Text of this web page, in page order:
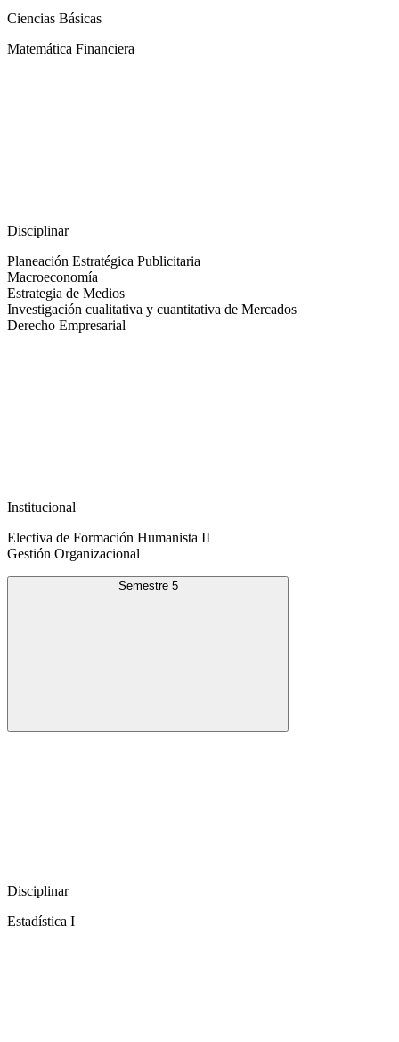
Ciencias Básicas
Matemática Financiera
Disciplinar
Planeación Estratégica Publicitaria
Macroeconomía
Estrategia de Medios
Investigación cualitativa y cuantitativa de Mercados
Derecho Empresarial
Institucional
Electiva de Formación Humanista II
Gestión Organizacional
Semestre 5
Disciplinar
Estadística I